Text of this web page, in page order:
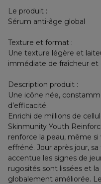
Le produit :
Sérum anti-âge global
Texture et format :
Une texture légère et
immédiate de fraîcheur
Description produit :
Une icône née,
d’efficacité.
Enrichi de millions de
Skinmunity Youth
renforce la peau, même
effréné. Jour après jour,
accentue les signes de
rugosités sont lissées et
globalement améliorée.